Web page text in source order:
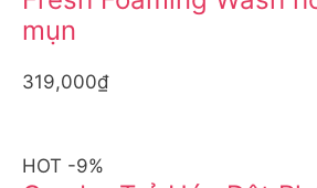
mụn
319,000₫
HOT -9%